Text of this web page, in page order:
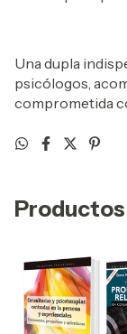
Una dupla
psicólogos,
comprometida